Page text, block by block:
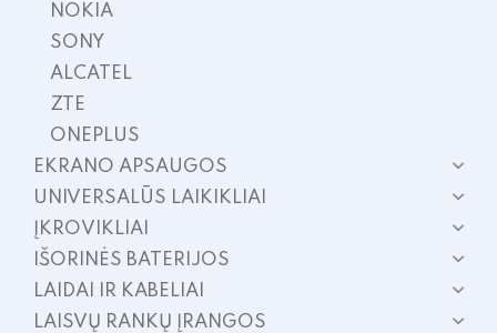
NOKIA
SONY
ALCATEL
ZTE
ONEPLUS
EKRANO APSAUGOS
UNIVERSALŪS LAIKIKLIAI
ĮKROVIKLIAI
IŠORINĖS BATERIJOS
LAIDAI IR KABELIAI
LAISVŲ RANKŲ ĮRANGOS